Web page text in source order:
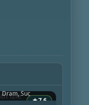
★7.6
2016 • ABD
Dram, Suç